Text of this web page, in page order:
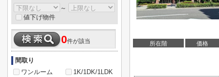
所在階 価格
～
値下げ物件
0件が該当
間取り
ワンルーム
1K/1DK/1LDK